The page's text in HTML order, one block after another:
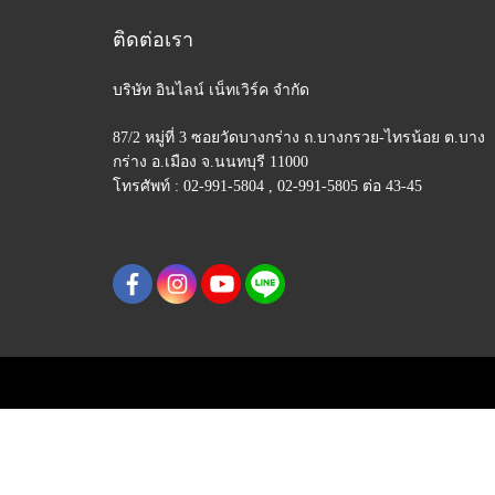
ติดต่อเรา
บริษัท อินไลน์ เน็ทเวิร์ค จำกัด
87/2 หมู่ที่ 3 ซอยวัดบางกร่าง ถ.บางกรวย-ไทรน้อย ต.บาง
กร่าง อ.เมือง จ.นนทบุรี 11000
โทรศัพท์ : 02-991-5804 , 02-991-5805 ต่อ 43-45